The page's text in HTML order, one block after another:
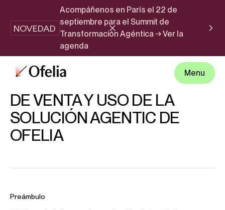
NOVEDAD
Acompáñenos en París el 22 de
septiembre para el Summit de
Transformación Agéntica → Ver la
agenda
Menu
LAST UPDATED
CONDICIONES GENERALES
DE VENTA Y USO DE LA
SOLUCIÓN AGENTIC DE
OFELIA
Preámbulo